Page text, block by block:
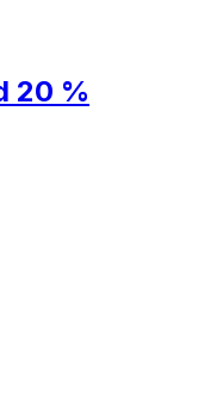
20 %